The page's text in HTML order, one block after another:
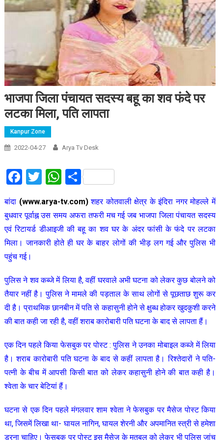
भाजपा जिला पंचायत सदस्य बहू का शव फंदे पर
लटका मिला, पति लापता
Kanpur Zone
2022-04-27 Arya Tv Desk
Facebook
Twitter
WhatsApp
Share
बांदा (www.arya-tv.com)शहर कोतवाली क्षेत्र के इंदिरा नगर मोहल्ले में
बुधवार पूर्वाह्न उस समय अफरा तफरी मच गई जब भाजपा जिला पंचायत सदस्य
एवं रिटायर्ड डीआइजी की बहू का शव घर के अंदर फांसी के फंदे पर लटका
मिला। जानकारी होते ही घर के बाहर लोगों की भीड़ लग गई और पुलिस भी
पहुंच गई।
पुलिस ने शव कब्जे में लिया है, वहीं घरवाले अभी घटना को लेकर कुछ बोलने को
तैयार नहीं है। पुलिस ने मामले की पड़ताल के साथ लोगों से पूछताछ शुरू कर
दी है। प्राथमिक छानबीन में पति से कहासुनी होने से क्षुब्ध होकर खुदकुशी करने
की बात कही जा रही है, वहीं शराब कारोबारी पति घटना के बाद से लापता हैं।
एक दिन पहले किया फेसबुक पर पोस्ट : पुलिस ने उनका मोबाइल कब्जे में लिया
है। शराब कारोबारी पति घटना के बाद से कहीं लापता है। रिश्तेदारों ने पति-
पत्नी के बीच में आपसी किसी बात को लेकर कहासुनी होने की बात कही है।
श्वेता के चार बेटियां हैं।
घटना से एक दिन पहले मंगलवार शाम श्वेता ने फेसबुक पर मैसेज पोस्ट किया
था, जिसमें लिखा था- घायल नागिन, घायल शेरनी और अपमानित स्त्री से हमेशा
डरना चाहिए। फेसबुक पर पोस्ट इस मैसेज के मतबल को लेकर भी पुलिस जांच